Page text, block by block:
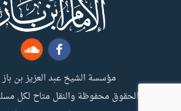
مؤسسة الشيخ عبد العزيز بن باز
جميع الحقوق محفوظة والنقل متاح لكل